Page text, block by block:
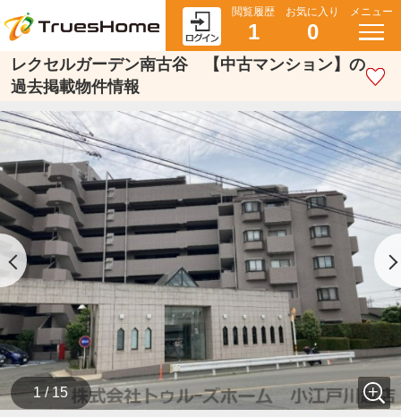
閲覧履歴
1
お気に入り
0
メニュー
レクセルガーデン南古谷 【中古マンション】の
過去掲載物件情報
1 / 15